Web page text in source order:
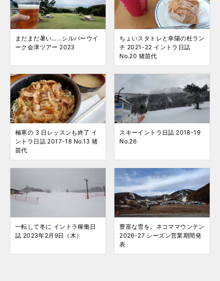
まだまだ暑い……シルバーウイ
ーク会津ツアー 2023
ちょいスタトレと幸陽の杜ラン
チ 2021-22 イントラ日誌
No.20 猪苗代
極寒の 3 日レッスンも終了 イ
ントラ日誌 2017-18 No.13 猪
苗代
スキーイントラ日誌 2018-19
No.26
一転して冬に イントラ稼働日
誌 2023年2月9日（木）
豊富な雪を。ネコママウンテン
2026-27 シーズン営業期間発
表